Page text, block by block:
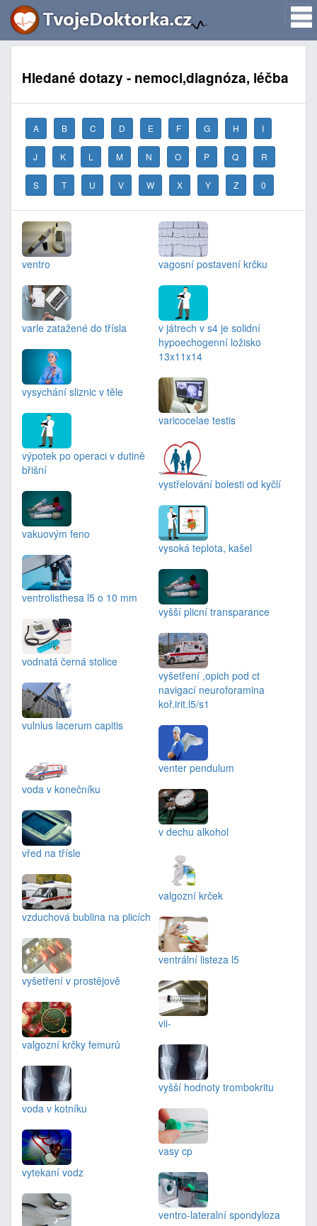
Hledané dotazy - nemoci,diagnóza, léčba
A B C D E F G H I
J K L M N O P Q R
S T U V W X Y Z 0
ventro
varle zatažené do třísla
vysychání sliznic v těle
výpotek po operaci v dutině
břišní
vakuovým feno
ventrolisthesa l5 o 10 mm
vodnatá černá stolice
vulnlus lacerum capitis
voda v konečníku
vřed na třísle
vzduchová bublina na plicích
vyšetření v prostějově
valgozní krčky femurů
voda v kotníku
vytekaní vodz
vagosní postavení krčku
v játrech v s4 je solidní
hypoechogenní ložisko
13x11x14
varicocelae testis
vystřelování bolesti od kyčlí
vysoká teplota, kašel
vyšší plicní transparance
vyšetření ,opich pod ct
navigací neuroforamina
koř.irit.l5/s1
venter pendulum
v dechu alkohol
valgozní krček
ventrální listeza l5
vii-
vyšší hodnoty trombokritu
vasy cp
ventro-lateralní spondyloza